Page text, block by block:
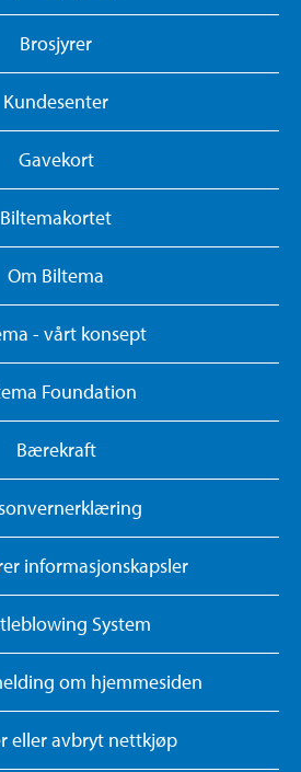
Brosjyrer
Kundesenter
Gavekort
Biltemakortet
Om Biltema
- vårt konsept
Foundation
Bærekraft
informasjonskapsler
System
om hjemmesiden
eller avbryt nettkjøp